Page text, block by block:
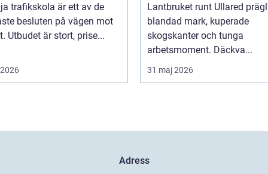
trafikskola är ett av de
besluten på vägen mot
Utbudet är stort, prise...
Lantbruket runt Ullared
blandad mark, kuperade
skogskanter och tunga
arbetsmoment. Däckva...
31 maj 2026
Adress